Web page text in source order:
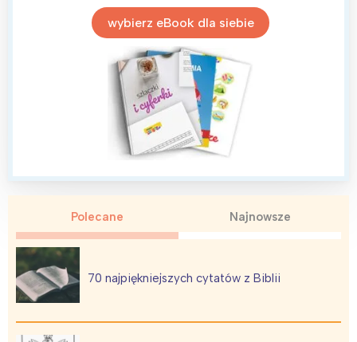
wybierz eBook dla siebie
Polecane Najnowsze
70 najpiękniejszych cytatów z Biblii